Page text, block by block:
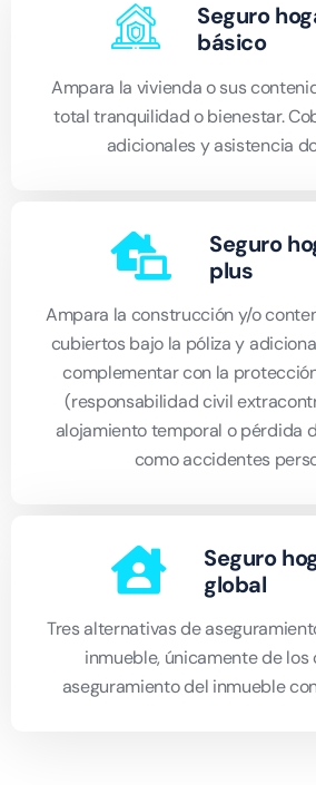
Seguro
básico
Ampara la vivienda o sus
total tranquilidad o bienestar.
adicionales y asistencia
Seguro
plus
Ampara la construcción y/o
cubiertos bajo la póliza y
complementar con la
(responsabilidad civil
alojamiento temporal o pérdida
como accidentes
Seguro
global
Tres alternativas de
inmueble, únicamente de
aseguramiento del inmueble